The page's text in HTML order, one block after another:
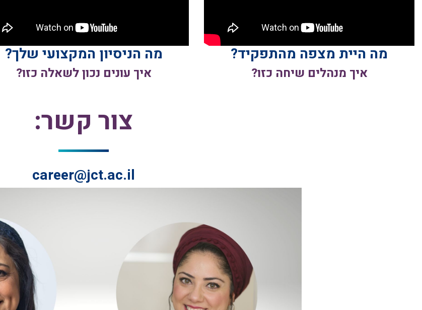
מה היית מצפה מהתפקיד?
איך מנהלים שיחה כזו?
מה הניסיון המקצועי שלך?
איך עונים נכון לשאלה כזו?
צור קשר:
career@jct.ac.il